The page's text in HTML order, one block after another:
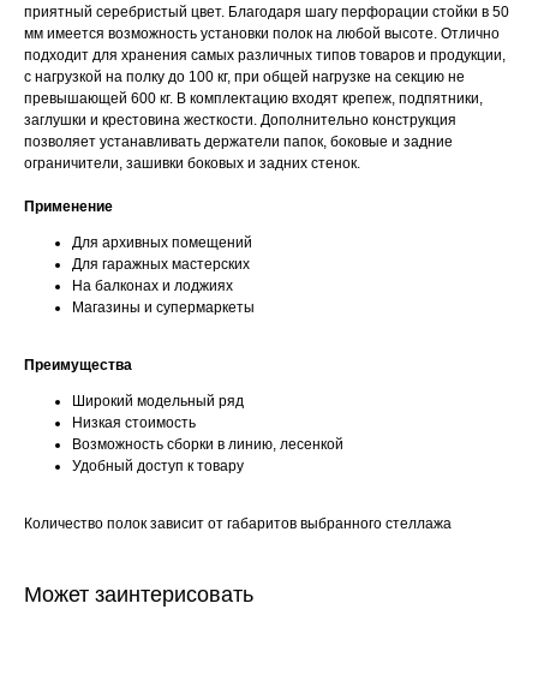
приятный серебристый цвет. Благодаря шагу перфорации стойки в 50
мм имеется возможность установки полок на любой высоте. Отлично
подходит для хранения самых различных типов товаров и продукции,
с нагрузкой на полку до 100 кг, при общей нагрузке на секцию не
превышающей 600 кг. В комплектацию входят крепеж, подпятники,
заглушки и крестовина жесткости. Дополнительно конструкция
позволяет устанавливать держатели папок, боковые и задние
ограничители, зашивки боковых и задних стенок.
Применение
Для архивных помещений
Для гаражных мастерских
На балконах и лоджиях
Магазины и супермаркеты
Преимущества
Широкий модельный ряд
Низкая стоимость
Возможность сборки в линию, лесенкой
Удобный доступ к товару
Количество полок зависит от габаритов выбранного стеллажа
Может заинтерисовать